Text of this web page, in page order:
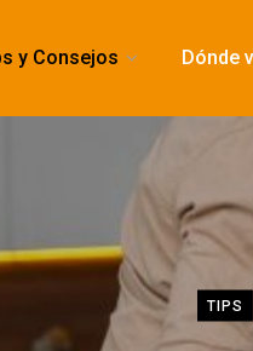
y Consejos Dónde
TIPS